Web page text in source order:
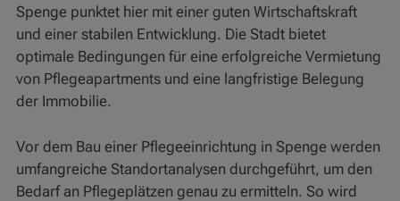
Spenge punktet hier mit einer guten Wirtschaftskraft
und einer stabilen Entwicklung. Die Stadt bietet
optimale Bedingungen für eine erfolgreiche Vermietung
von Pflegeapartments und eine langfristige Belegung
der Immobilie.
Vor dem Bau einer Pflegeeinrichtung in Spenge werden
umfangreiche Standortanalysen durchgeführt, um den
Bedarf an Pflegeplätzen genau zu ermitteln. So wird